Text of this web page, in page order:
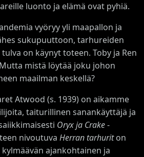
luonto ja elämä ovat pyhiä.
vyöryy yli maapallon ja
sukupuuttoon, tarhureiden
on käynyt toteen. Toby ja Ren
mistä löytää joku johon
maailman keskellä?
Atwood (s. 1939) on aikamme
taiturillinen sanankäyttäjä ja
Oryx ja Crake-
nivoutuvaHerran tarhuriton
ajankohtainen ja